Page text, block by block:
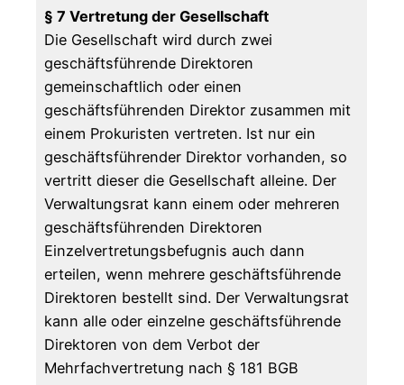
§ 7 Vertretung der Gesellschaft
Die Gesellschaft wird durch zwei
geschäftsführende Direktoren
gemeinschaftlich oder einen
geschäftsführenden Direktor zusammen mit
einem Prokuristen vertreten. Ist nur ein
geschäftsführender Direktor vorhanden, so
vertritt dieser die Gesellschaft alleine. Der
Verwaltungsrat kann einem oder mehreren
geschäftsführenden Direktoren
Einzelvertretungsbefugnis auch dann
erteilen, wenn mehrere geschäftsführende
Direktoren bestellt sind. Der Verwaltungsrat
kann alle oder einzelne geschäftsführende
Direktoren von dem Verbot der
Mehrfachvertretung nach § 181 BGB